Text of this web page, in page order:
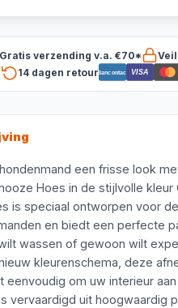
verzending v.a. €70*
14 dagen retourBancontact VISA
een frisse look
Hoes in de stijlvolle kleur
is speciaal ontworpen voor
en biedt een perfecte
wassen of gewoon wilt
kleurenschema, deze
eenvoudig om uw interieur
vervaardigd uit hoogwaardig